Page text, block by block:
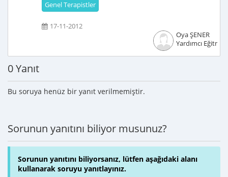
Genel Terapistler
17-11-2012
Oya ŞENER
Yardımcı Eğitmen
0 Yanıt
Bu soruya henüz bir yanıt verilmemiştir.
Sorunun yanıtını biliyor musunuz?
Sorunun yanıtını biliyorsanız, lütfen aşağıdaki alanı
kullanarak soruyu yanıtlayınız.